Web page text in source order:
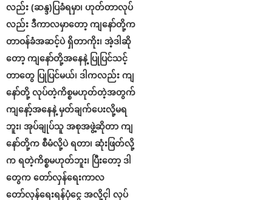
လည်း (ဆန္ဒ)ပြခံရမှာ၊ ဟုတ်တာလုပ်
လည်း ဒီကာလမှာတော့ ကျနော်တို့က
တာဝန်ခံအဆင့်ပဲ ရှိတာကိုး၊ အဲ့ဒါဆို
တော့ ကျနော်တို့အနေနဲ့ ပြုပြင်သင့်
တာတွေ ပြုပြင်မယ်၊ ဒါကလည်း ကျ
နော်တို့ လုပ်တဲ့ကိစ္စမဟုတ်တဲ့အတွက်
ကျနော့်အနေနဲ့ မှတ်ချက်ပေးလို့မရ
ဘူး၊ အုပ်ချုပ်သူ အစုအဖွဲ့ဆိုတာ ကျ
နော်တို့က စီမံလို့ပဲ ရတာ၊ ဆုံးဖြတ်လို့
က ရတဲ့ကိစ္စမဟုတ်ဘူး၊ ပြီးတော့ ဒါ
တွေက တော်လှန်ရေးကာလ
တော်လှန်ရေးရန်ပုံငွေ အလို့ငှါ လုပ်